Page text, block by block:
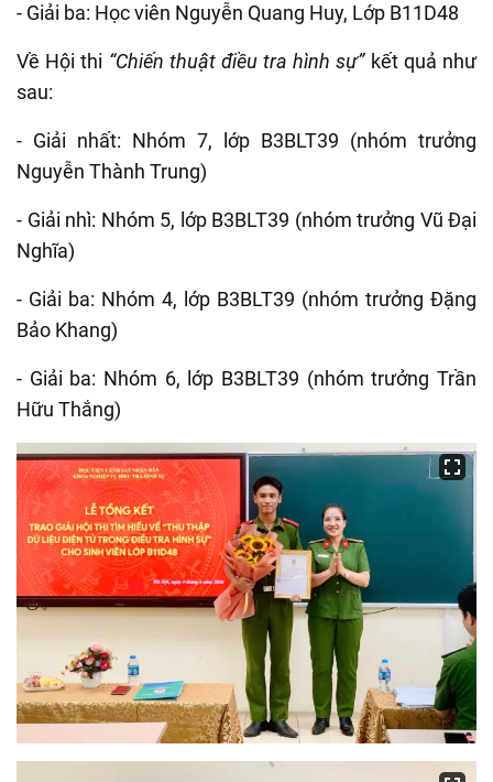
- Giải ba: Học viên Nguyễn Quang Huy, Lớp B11D48
Về Hội thi “Chiến thuật điều tra hình sự”kết quả như
sau:
- Giải nhất: Nhóm 7, lớp B3BLT39 (nhóm trưởng
Nguyễn Thành Trung)
- Giải nhì: Nhóm 5, lớp B3BLT39 (nhóm trưởng Vũ Đại
Nghĩa)
- Giải ba: Nhóm 4, lớp B3BLT39 (nhóm trưởng Đặng
Bảo Khang)
- Giải ba: Nhóm 6, lớp B3BLT39 (nhóm trưởng Trần
Hữu Thắng)